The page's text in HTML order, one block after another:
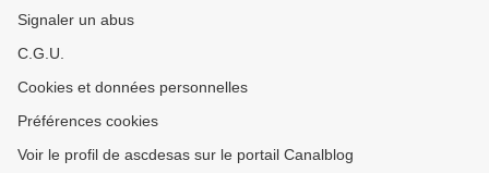
Signaler un abus
C.G.U.
Cookies et données personnelles
Préférences cookies
Voir le profil de ascdesas sur le portail Canalblog